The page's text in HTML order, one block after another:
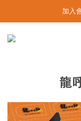
加入
龍